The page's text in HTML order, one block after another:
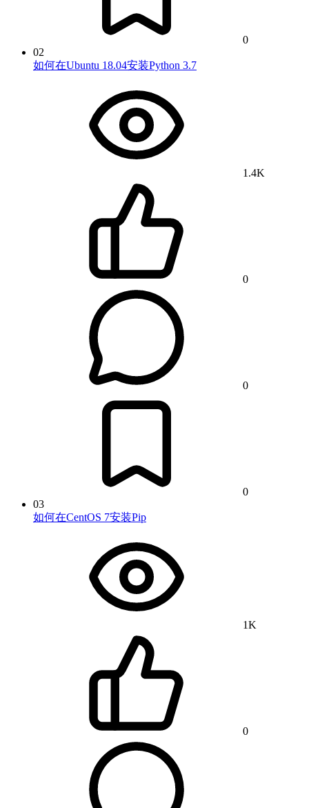
0
02
如何在Ubuntu 18.04安装Python 3.7
1.4K
0
0
0
03
如何在CentOS 7安装Pip
1K
0